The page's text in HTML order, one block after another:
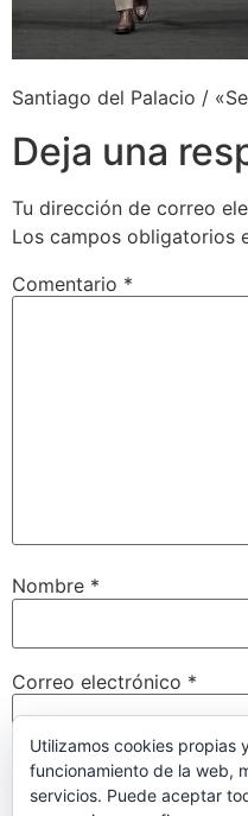
Santiago del Palacio /
Deja una
Tu dirección de correo
Los campos obligatorios
Comentario *
Nombre *
Correo electrónico *
Web
Utilizamos cookies propias
funcionamiento de la web,
servicios. Puede aceptar